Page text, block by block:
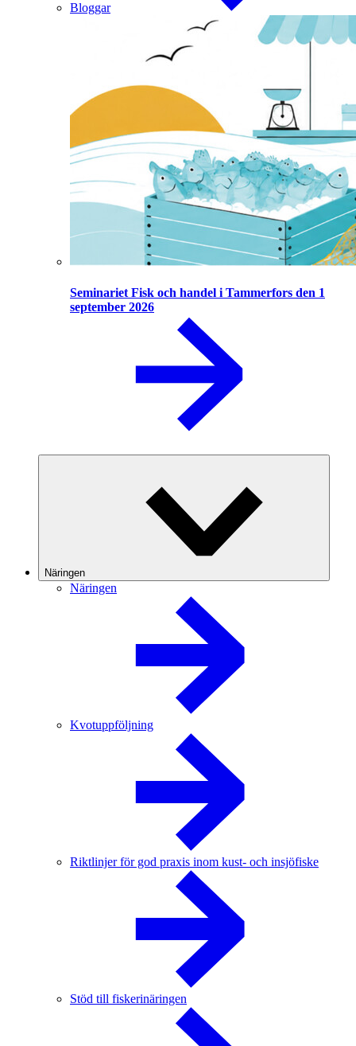
Bloggar
Seminariet Fisk och handel i Tammerfors den 1
september 2026
Näringen
Näringen
Kvotuppföljning
Riktlinjer för god praxis inom kust- och insjöfiske
Stöd till fiskerinäringen